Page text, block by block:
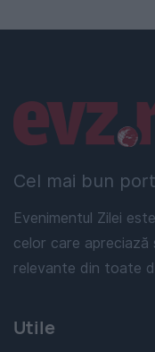
Cel mai bun
Evenimentul Zilei
celor care
relevante din toate
Linkuri utile
Utile